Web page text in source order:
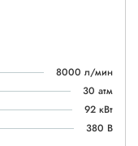
8000 л/мин
30 атм
92 кВт
380 В